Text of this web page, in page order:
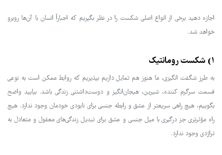
اجازه دهید برخی از انواع اصلی شکست را در نظر بگیریم که اجباراً انسان با آن‌ها روبرو
خواهد شد.
1) شکست رومانتیک
به طرز شگفت انگیزی، ما هنوز هم تمایل داریم بپذیریم که روابط ممکن است به نوعی
قسمت سرگرم کننده، شیرین، هیجان‌انگیز و دوست‌داشتنی زندگی باشد. بیایید واضح
بگوییم، هیچ راهی سریعتر از عشق و رابطه جنسی برای نابودی خودمان وجود ندارد. هیچ
راه مؤثرتری جز درگیری با میل جنسی و عشق برای تبدیل زندگی‌های معقول و متعادل به
تراژدی وجود ندارد.